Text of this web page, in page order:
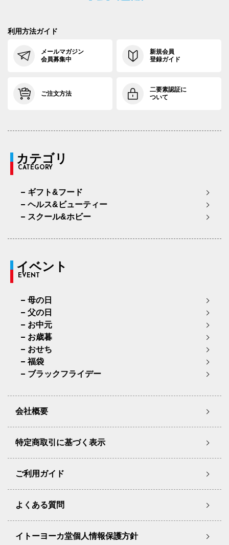
利用方法ガイド
メールマガジン
会員募集中
新規会員
登録ガイド
ご注文方法
二要素認証に
ついて
カテゴリ
CATEGORY
ギフト&フード
ヘルス&ビューティー
スクール&ホビー
イベント
EVENT
母の日
父の日
お中元
お歳暮
おせち
福袋
ブラックフライデー
会社概要
特定商取引に基づく表示
ご利用ガイド
よくある質問
イトーヨーカ堂個人情報保護方針